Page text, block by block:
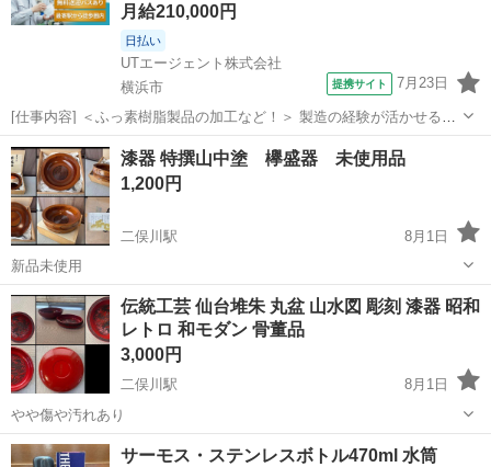
月給210,000円
日払い
UTエージェント株式会社
横浜市
提携サイト 7月23日
[仕事内容] ＜ふっ素樹脂製品の加工など！＞ 製造の経験が活かせるお
仕事です！ ＜具体的には…＞ 【素材製造課】 ◆ふっ素樹脂原料を計
量・投入 ◆成型 【加工一課】 ◆成形されたふっ素樹脂を主に工作機
械を用いて加工する...
神奈川 横浜市 仕分け
漆器 特撰山中塗 欅盛器 未使用品
1,200円
二俣川駅
8月1日
新品未使用
神奈川 横浜市 二俣川駅 食器 山中塗
伝統工芸 仙台堆朱 丸盆 山水図 彫刻 漆器 昭和
レトロ 和モダン 骨董品
3,000円
二俣川駅
8月1日
やや傷や汚れあり
神奈川 横浜市 堆朱
サーモス・ステンレスボトル470ml 水筒